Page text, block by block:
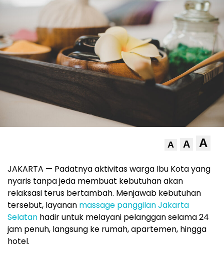
A A A
JAKARTA — Padatnya aktivitas warga Ibu Kota yang
nyaris tanpa jeda membuat kebutuhan akan
relaksasi terus bertambah. Menjawab kebutuhan
tersebut, layanan massage panggilan Jakarta
Selatan hadir untuk melayani pelanggan selama 24
jam penuh, langsung ke rumah, apartemen, hingga
hotel.